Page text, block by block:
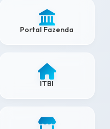
Portal Fazenda
ITBI